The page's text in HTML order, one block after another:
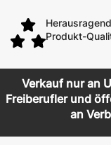
Produkt-
Verkauf nur an
Freiberufler und
an